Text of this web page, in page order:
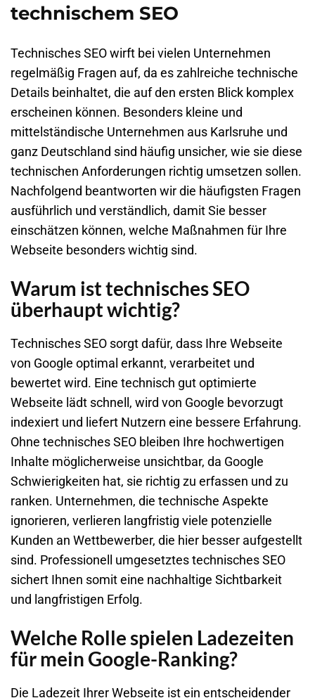
technischem SEO
Technisches SEO wirft bei vielen Unternehmen
regelmäßig Fragen auf, da es zahlreiche technische
Details beinhaltet, die auf den ersten Blick komplex
erscheinen können. Besonders kleine und
mittelständische Unternehmen aus Karlsruhe und
ganz Deutschland sind häufig unsicher, wie sie diese
technischen Anforderungen richtig umsetzen sollen.
Nachfolgend beantworten wir die häufigsten Fragen
ausführlich und verständlich, damit Sie besser
einschätzen können, welche Maßnahmen für Ihre
Webseite besonders wichtig sind.
Warum ist technisches SEO
überhaupt wichtig?
Technisches SEO sorgt dafür, dass Ihre Webseite
von Google optimal erkannt, verarbeitet und
bewertet wird. Eine technisch gut optimierte
Webseite lädt schnell, wird von Google bevorzugt
indexiert und liefert Nutzern eine bessere Erfahrung.
Ohne technisches SEO bleiben Ihre hochwertigen
Inhalte möglicherweise unsichtbar, da Google
Schwierigkeiten hat, sie richtig zu erfassen und zu
ranken. Unternehmen, die technische Aspekte
ignorieren, verlieren langfristig viele potenzielle
Kunden an Wettbewerber, die hier besser aufgestellt
sind. Professionell umgesetztes technisches SEO
sichert Ihnen somit eine nachhaltige Sichtbarkeit
und langfristigen Erfolg.
Welche Rolle spielen Ladezeiten
für mein Google-Ranking?
Die Ladezeit Ihrer Webseite ist ein entscheidender